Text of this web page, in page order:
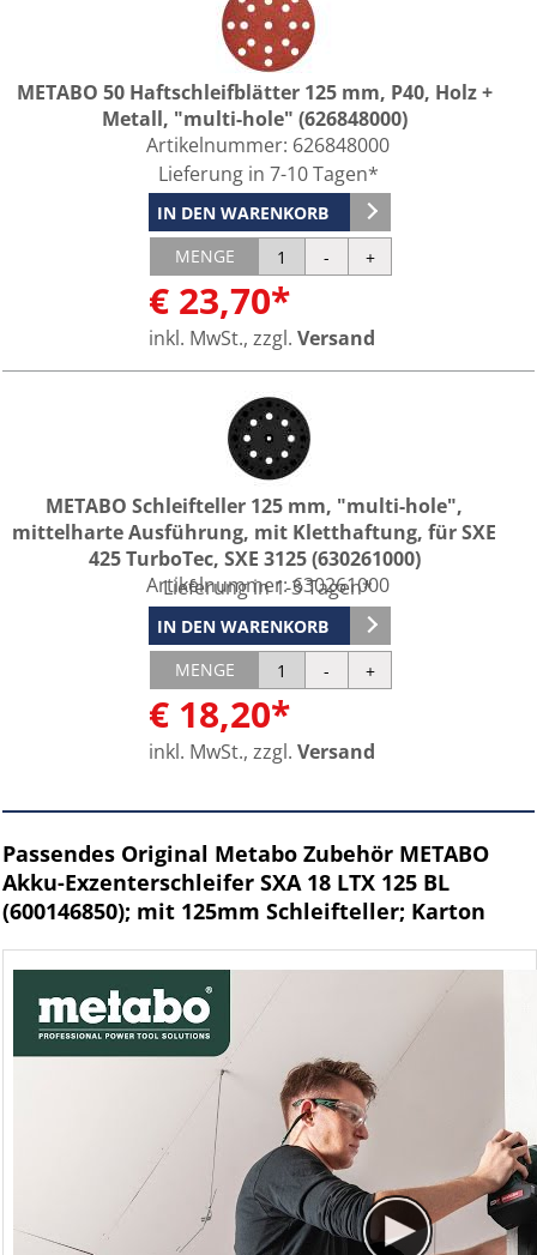
METABO 50 Haftschleifblätter 125 mm, P40, Holz +
Metall, "multi-hole" (626848000)
Artikelnummer: 626848000
Lieferung in 7-10 Tagen*
IN DEN WARENKORB
MENGE
€ 23,70*
inkl. MwSt., zzgl. Versand
METABO Schleifteller 125 mm, "multi-hole",
mittelharte Ausführung, mit Kletthaftung, für SXE
425 TurboTec, SXE 3125 (630261000)
Artikelnummer:630261000
Lieferung in 1-3 Tagen*
IN DEN WARENKORB
MENGE
€ 18,20*
inkl. MwSt., zzgl. Versand
Passendes Original Metabo Zubehör METABO
Akku-Exzenterschleifer SXA 18 LTX 125 BL
(600146850); mit 125mm Schleifteller; Karton